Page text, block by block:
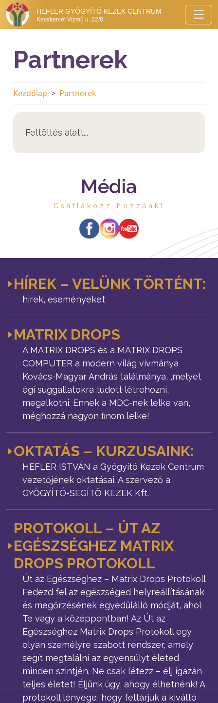
HEFLER GYÓGYÍTÓ KEZEK CENTRUM
Kecskemét Vízmű u. 22/8
Partnerek
Kezdőlap Partnerek
Feltöltés alatt...
Média
Csatlakozz hozzánk!
HÍREK – VELÜNK TÖRTÉNT:
hírek, eseményeket
MATRIX DROPS
A MATRIX DROPS és a MATRIX DROPS
COMPUTER a modern világ vívmánya
Kovács-Magyar András találmánya, ,melyet
égi suggallatokra tudott létrehozni,
megalkotni. Ennek a MDC-nek lelke van,
méghozzá nagyon finom lelke!
OKTATÁS – KURZUSAINK:
HEFLER ISTVÁN a Gyógyító Kezek Centrum
vezetőjének oktatásai. A szervező a
GYÓGYÍTÓ-SEGÍTŐ KEZEK Kft.
PROTOKOLL – ÚT AZ
EGÉSZSÉGHEZ MATRIX
DROPS PROTOKOLL
Út az Egészséghez – Matrix Drops Protokoll
Fedezd fel az egészséged helyreállításának
és megőrzésének egyedülálló módját, ahol
Te vagy a középpontban! Az Út az
Egészséghez Matrix Drops Protokoll egy
olyan személyre szabott rendszer, amely
segít megtalálni az egyensúlyt életed
minden szintjén. Ne csak létezz – élj igazán
teljes életet! Éljünk úgy, ahogy élhetnénk! A
protokoll lényege, hogy feltárjuk a kiváltó